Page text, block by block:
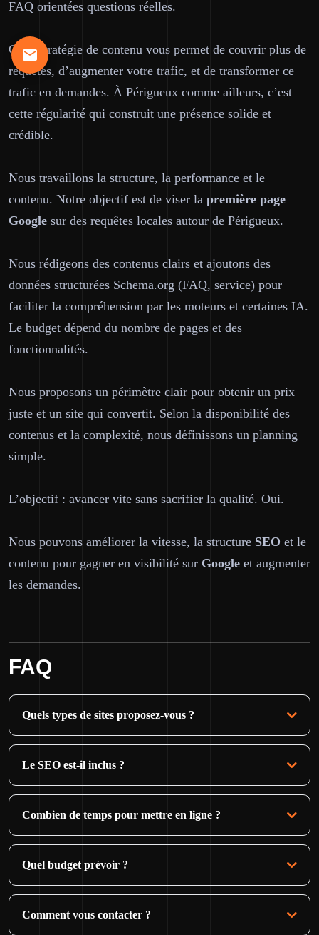
FAQ orientées questions réelles.
Cette stratégie de contenu vous permet de couvrir plus de
requêtes, d’augmenter votre trafic, et de transformer ce
trafic en demandes. À Périgueux comme ailleurs, c’est
cette régularité qui construit une présence solide et
crédible.
Nous travaillons la structure, la performance et le
contenu. Notre objectif est de viser la première page
Google sur des requêtes locales autour de Périgueux.
Nous rédigeons des contenus clairs et ajoutons des
données structurées Schema.org (FAQ, service) pour
faciliter la compréhension par les moteurs et certaines IA.
Le budget dépend du nombre de pages et des
fonctionnalités.
Nous proposons un périmètre clair pour obtenir un prix
juste et un site qui convertit. Selon la disponibilité des
contenus et la complexité, nous définissons un planning
simple.
L’objectif : avancer vite sans sacrifier la qualité. Oui.
Nous pouvons améliorer la vitesse, la structure SEO et le
contenu pour gagner en visibilité sur Google et augmenter
les demandes.
FAQ
Quels types de sites proposez-vous ?
Le SEO est-il inclus ?
Combien de temps pour mettre en ligne ?
Quel budget prévoir ?
Comment vous contacter ?